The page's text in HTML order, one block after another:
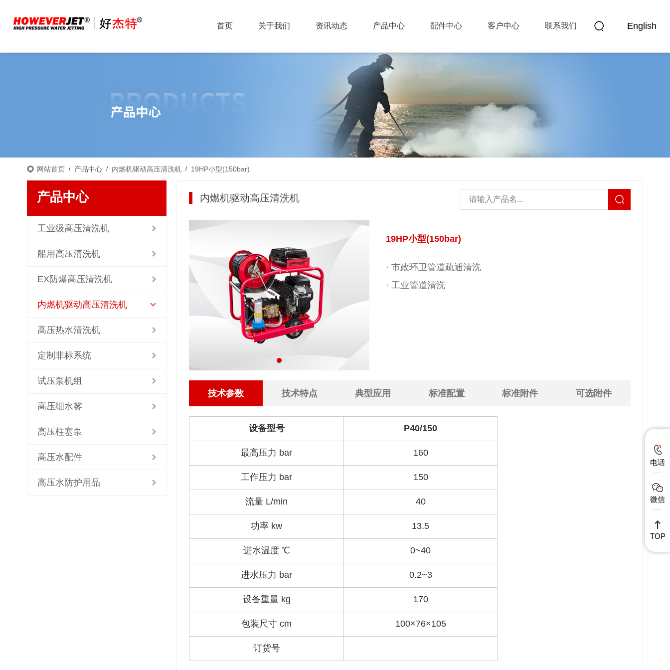
首页 关于我们 资讯动态 产品中心 配件中心 客户中心 联系我们 English
网站首页 / 产品中心 / 内燃机驱动高压清洗机 / 19HP小型(150bar)
产品中心
工业级高压清洗机
船用高压清洗机
EX防爆高压清洗机
内燃机驱动高压清洗机
高压热水清洗机
定制非标系统
试压泵机组
高压细水雾
高压柱塞泵
高压水配件
高压水防护用品
内燃机驱动高压清洗机
19HP小型(150bar)
· 市政环卫管道疏通清洗
· 工业管道清洗
技术参数 技术特点 典型应用 标准配置 标准附件 可选附件
设备型号 P40/150
最高压力 bar 160
工作压力 bar 150
流量 L/min 40
功率 kw 13.5
进水温度 ℃ 0~40
进水压力 bar 0.2~3
设备重量 kg 170
包装尺寸 cm 100×76×105
订货号
电话
微信
TOP